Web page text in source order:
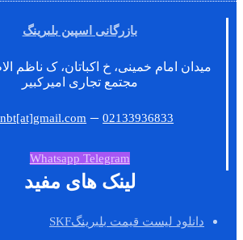
بازرگانی اسپین بلبرینگ
میدان امام خمینی، خ اکباتان، ک ناظم
مجتمع تجاری امیرکبیر
–02133936833
Whatsapp Telegram
لینک های مفید
دانلود لیست قیمت بلبرینگSKF